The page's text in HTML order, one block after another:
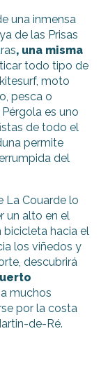
una inmensa
de las Prisas
, una misma
todo tipo de
moto
pesca o
es uno
de todo el
permite
del
La Couarde lo
un alto en el
bicicleta hacia el
los viñedos y
descubrirá
muchos
por la costa
de-Ré.